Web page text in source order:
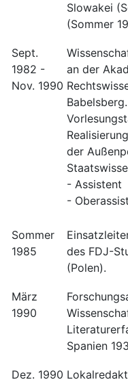
Slowakei
(Sommer
Sept.
1982 -
Nov. 1990
an der
der
- Assistent
-
Sommer
1985
des FDJ-
(Polen).
März
1990
Spanien
Dez. 1990